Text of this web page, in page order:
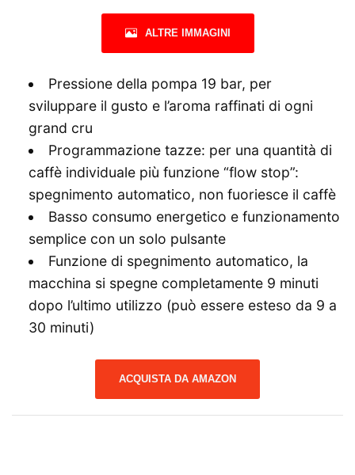
ALTRE IMMAGINI
Pressione della pompa 19 bar, per
sviluppare il gusto e l’aroma raffinati di ogni
grand cru
Programmazione tazze: per una quantità di
caffè individuale più funzione “flow stop”:
spegnimento automatico, non fuoriesce il caffè
Basso consumo energetico e funzionamento
semplice con un solo pulsante
Funzione di spegnimento automatico, la
macchina si spegne completamente 9 minuti
dopo l’ultimo utilizzo (può essere esteso da 9 a
30 minuti)
ACQUISTA DA AMAZON